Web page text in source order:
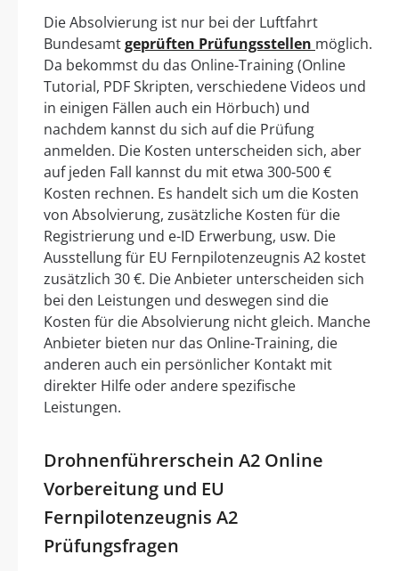
Die Absolvierung ist nur bei der Luftfahrt
Bundesamtgeprüften Prüfungsstellen möglich.
Da bekommst du das Online-Training (Online
Tutorial, PDF Skripten, verschiedene Videos und
in einigen Fällen auch ein Hörbuch) und
nachdem kannst du sich auf die Prüfung
anmelden. Die Kosten unterscheiden sich, aber
auf jeden Fall kannst du mit etwa 300-500 €
Kosten rechnen. Es handelt sich um die Kosten
von Absolvierung, zusätzliche Kosten für die
Registrierung und e-ID Erwerbung, usw. Die
Ausstellung für EU Fernpilotenzeugnis A2 kostet
zusätzlich 30 €. Die Anbieter unterscheiden sich
bei den Leistungen und deswegen sind die
Kosten für die Absolvierung nicht gleich. Manche
Anbieter bieten nur das Online-Training, die
anderen auch ein persönlicher Kontakt mit
direkter Hilfe oder andere spezifische
Leistungen.
Drohnenführerschein A2 Online
Vorbereitung und EU
Fernpilotenzeugnis A2
Prüfungsfragen